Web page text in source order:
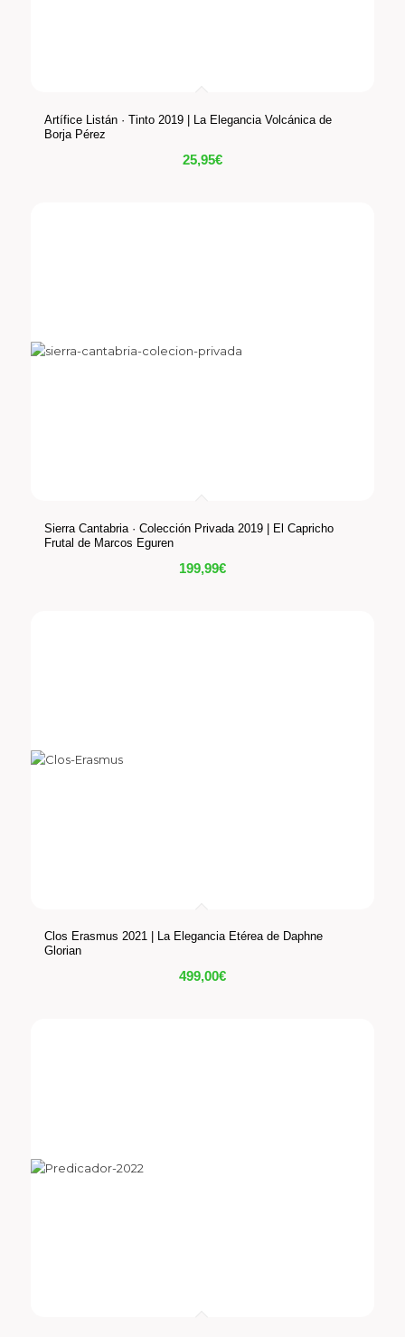
Artífice Listán · Tinto 2019 | La Elegancia Volcánica de
Borja Pérez
25,95€
Sierra Cantabria · Colección Privada 2019 | El Capricho
Frutal de Marcos Eguren
199,99€
Clos Erasmus 2021 | La Elegancia Etérea de Daphne
Glorian
499,00€